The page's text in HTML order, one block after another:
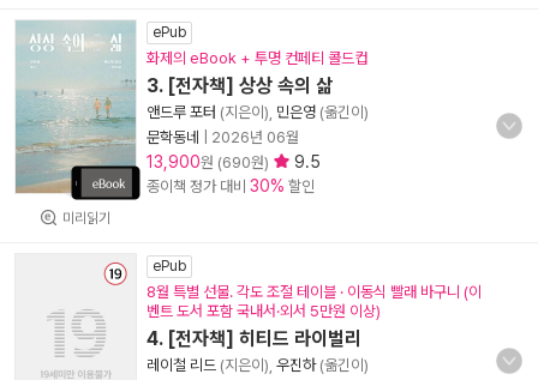
미리읽기
ePub
화제의 eBook + 투명 컨페티 콜드컵
3. [전자책] 상상 속의 삶
앤드루 포터 (지은이), 민은영 (옮긴이)
문학동네
2026년 06월
13,900원 (690원) 9.5
종이책 정가 대비 30% 할인
ePub
8월 특별 선물. 각도 조절 테이블 · 이동식 빨래 바구니 (이
벤트 도서 포함 국내서·외서 5만원 이상)
4. [전자책] 히티드 라이벌리
레이철 리드 (지은이), 우진하(옮긴이)